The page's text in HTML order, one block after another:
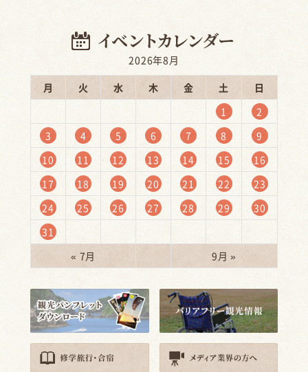
2026年8月
月
火 水 木 金 土
日
1
2
3
4 5 6 7 8
9
10
11 12 13 14 15
16
17
18 19 20 21 22
23
24
25 26 27 28 29
30
31
« 7月
9月 »